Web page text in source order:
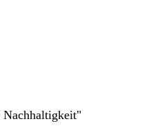
Nachhaltigkeit"